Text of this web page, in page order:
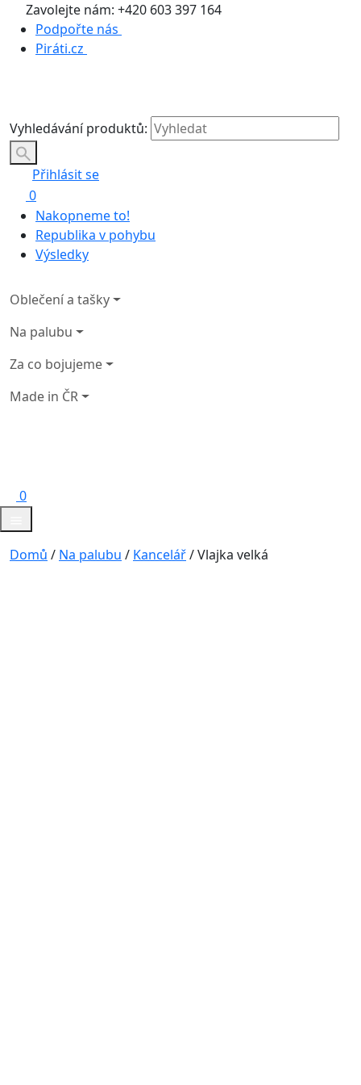
Zavolejte nám: +420 603 397 164
Podpořte nás
Piráti.cz
Vyhledávání produktů:
Přihlásit se
0
Nakopneme to!
Republika v pohybu
Výsledky
Oblečení a tašky
Na palubu
Za co bojujeme
Made in ČR
0
Domů / Na palubu / Kancelář/ Vlajka velká